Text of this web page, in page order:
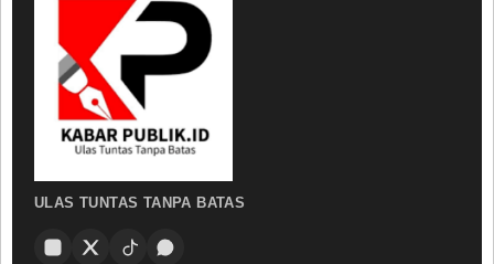
ULAS TUNTAS TANPA BATAS